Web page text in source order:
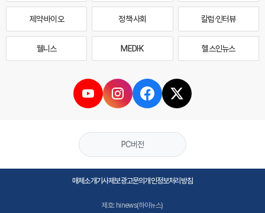
제약·바이오 정책·사회 칼럼·인터뷰
웰니스 MEDI·K 헬스인뉴스
PC버전
매체소개기사제보광고문의개인정보처리방침
제호: hinews(하이뉴스)